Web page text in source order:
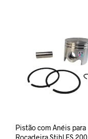
Pistão com Anéis para
Roçadeira Stihl FS 200